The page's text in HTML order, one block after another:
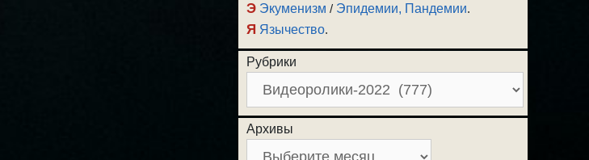
Э Экуменизм / Эпидемии, Пандемии.
Я Язычество.
Рубрики
Архивы